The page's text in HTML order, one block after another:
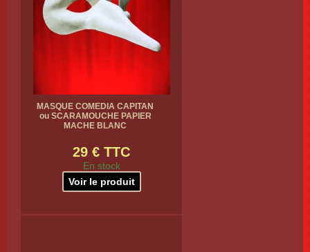
MASQUE COMEDIA CAPITAN
ou SCARAMOUCHE PAPIER
MACHE BLANC
29 € TTC
En stock
Voir le produit